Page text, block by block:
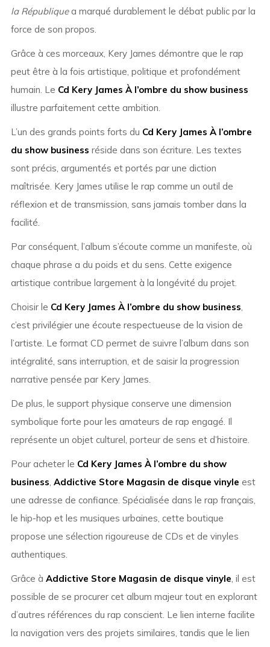
la Républiquea marqué durablement le débat public par la
force de son propos.
Grâce à ces morceaux, Kery James démontre que le rap
peut être à la fois artistique, politique et profondément
humain. Le Cd Kery James À l’ombre du show business
illustre parfaitement cette ambition.
L’un des grands points forts du Cd Kery James À l’ombre
du show business réside dans son écriture. Les textes
sont précis, argumentés et portés par une diction
maîtrisée. Kery James utilise le rap comme un outil de
réflexion et de transmission, sans jamais tomber dans la
facilité.
Par conséquent, l’album s’écoute comme un manifeste, où
chaque phrase a du poids et du sens. Cette exigence
artistique contribue largement à la longévité du projet.
Choisir le Cd Kery James À l’ombre du show business,
c’est privilégier une écoute respectueuse de la vision de
l’artiste. Le format CD permet de suivre l’album dans son
intégralité, sans interruption, et de saisir la progression
narrative pensée par Kery James.
De plus, le support physique conserve une dimension
symbolique forte pour les amateurs de rap engagé. Il
représente un objet culturel, porteur de sens et d’histoire.
Pour acheter le Cd Kery James À l’ombre du show
business, Addictive Store Magasin de disque vinyle est
une adresse de confiance. Spécialisée dans le rap français,
le hip-hop et les musiques urbaines, cette boutique
propose une sélection rigoureuse de CDs et de vinyles
authentiques.
Grâce à Addictive Store Magasin de disque vinyle, il est
possible de se procurer cet album majeur tout en explorant
d’autres références du rap conscient. Le lien interne facilite
la navigation vers des projets similaires, tandis que le lien